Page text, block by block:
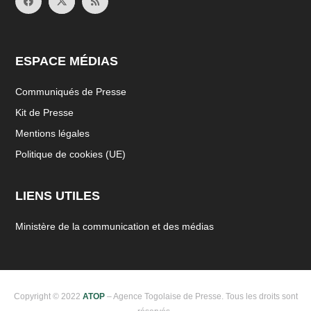
ESPACE MÉDIAS
Communiqués de Presse
Kit de Presse
Mentions légales
Politique de cookies (UE)
LIENS UTILES
Ministère de la communication et des médias
Copyright © 2022 ATOP– Agence Togolaise de Presse. Tous les droits sont